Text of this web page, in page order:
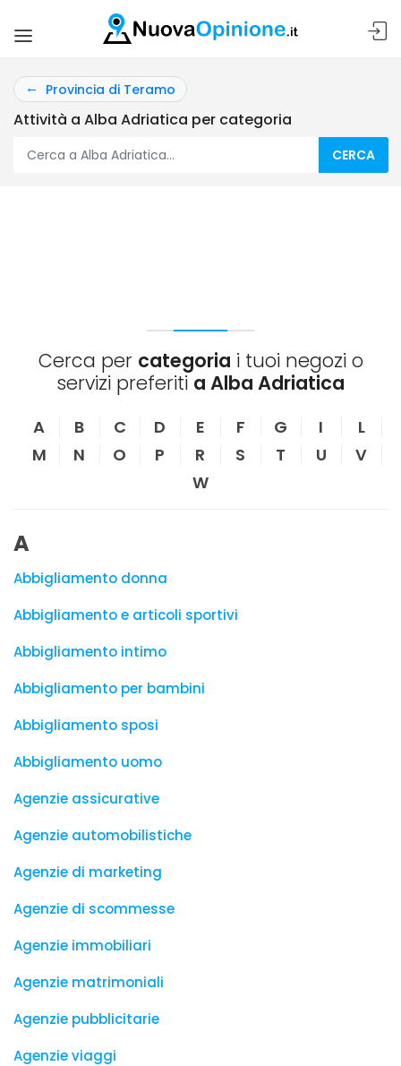
Provincia di Teramo
Attività a Alba Adriatica per categoria
CERCA
Cerca per categoria i tuoi negozi o
servizi preferiti a Alba Adriatica
A B C D E F G I
L
M
N O P R S T U
V
W
A
Abbigliamento donna
Abbigliamento e articoli sportivi
Abbigliamento intimo
Abbigliamento per bambini
Abbigliamento sposi
Abbigliamento uomo
Agenzie assicurative
Agenzie automobilistiche
Agenzie di marketing
Agenzie di scommesse
Agenzie immobiliari
Agenzie matrimoniali
Agenzie pubblicitarie
Agenzie viaggi